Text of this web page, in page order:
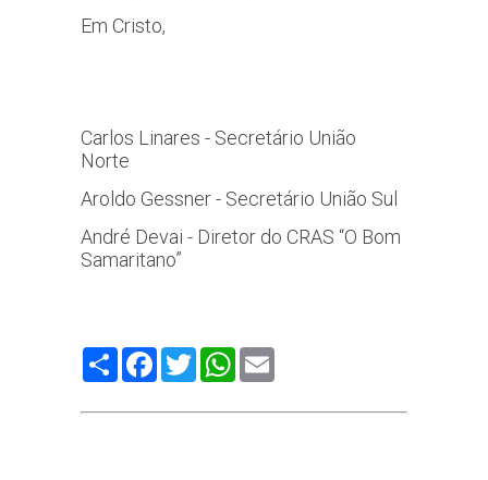
Em Cristo,
Carlos Linares - Secretário União
Norte
Aroldo Gessner - Secretário União Sul
André Devai - Diretor do CRAS “O Bom
Samaritano”
Compartilhe
Facebook
TwitterWhatsApp